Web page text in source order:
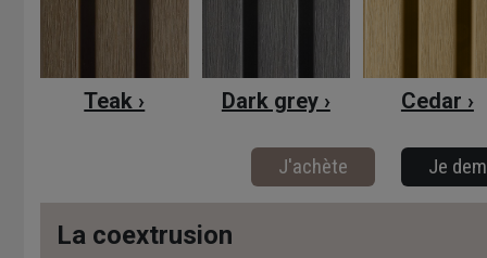
Teak › Dark grey › Cedar ›
J'achète Je
La coextrusion